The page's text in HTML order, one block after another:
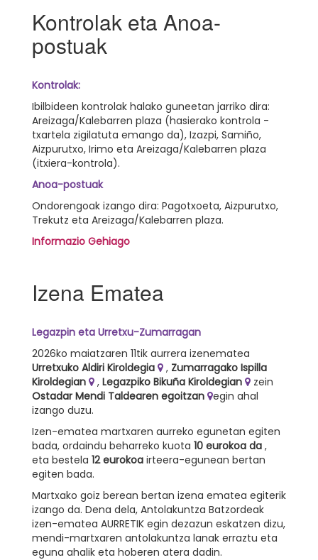
Kontrolak eta Anoa-
postuak
Kontrolak:
Ibilbideen kontrolak halako guneetan jarriko dira:
Areizaga/Kalebarren plaza (hasierako kontrola -
txartela zigilatuta emango da), Izazpi, Samiño,
Aizpurutxo, Irimo eta Areizaga/Kalebarren plaza
(itxiera-kontrola).
Anoa-postuak
Ondorengoak izango dira: Pagotxoeta, Aizpurutxo,
Trekutz eta Areizaga/Kalebarren plaza.
Informazio Gehiago
Izena Ematea
Legazpin eta Urretxu-Zumarragan
2026ko maiatzaren 11tik aurrera izenematea
Urretxuko Aldiri Kiroldegia
, Zumarragako Ispilla
Kiroldegian
, Legazpiko Bikuña Kiroldegian
zein
Ostadar Mendi Taldearen egoitzan egin ahal
izango duzu.
Izen-ematea martxaren aurreko egunetan egiten
bada, ordaindu beharreko kuota 10 eurokoa da ,
eta bestela 12 eurokoa irteera-egunean bertan
egiten bada.
Martxako goiz berean bertan izena ematea egiterik
izango da. Dena dela, Antolakuntza Batzordeak
izen-ematea AURRETIK egin dezazun eskatzen dizu,
mendi-martxaren antolakuntza lanak erraztu eta
eguna ahalik eta hoberen atera dadin.